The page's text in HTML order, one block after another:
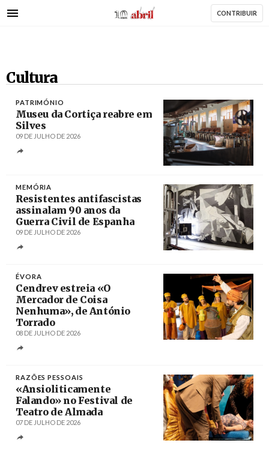
para
AbrilAbril CONTRIBUIR
Cultura
PATRIMÓNIO
Museu da Cortiça reabre em
Silves
09 DE JULHO DE 2026
MEMÓRIA
Resistentes antifascistas
assinalam 90 anos da
Guerra Civil de Espanha
09 DE JULHO DE 2026
ÉVORA
Cendrev estreia «O
Mercador de Coisa
Nenhuma», de António
Torrado
08 DE JULHO DE 2026
RAZÕES PESSOAIS
«Ansioliticamente
Falando» no Festival de
Teatro de Almada
07 DE JULHO DE 2026